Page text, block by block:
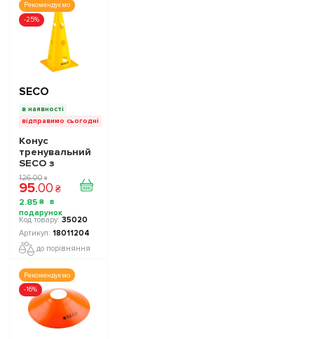
Рекомендуємо
-25%
SECO
в наявності
відправимо сьогодні
Конус
тренувальний
SECO з
отворами 32
см колір:
жовтий
126.00 ₴
95.00 ₴
2.85 ₴
35020
18011204
до порівняння
Рекомендуємо
-16%